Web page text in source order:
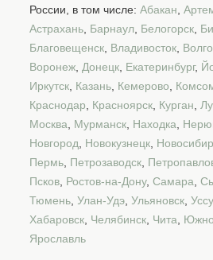
России, в том числе: Абакан,
Астрахань, Барнаул, Белогорск,
Благовещенск, Владивосток,
Воронеж, Донецк, Екатеринбург,
Иркутск, Казань, Кемерово,
Краснодар, Красноярск, Курган,
Москва, Мурманск, Находка,
Новгород, Новокузнецк,
Пермь, Петрозаводск,
Псков, Ростов-на-Дону, Самара,
Тюмень, Улан-Удэ, Ульяновск,
Хабаровск, Челябинск, Чита,
Ярославль